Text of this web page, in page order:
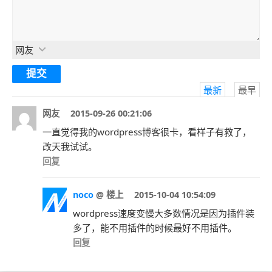
网友
最新 最早
网友 2015-09-26 00:21:06
一直觉得我的wordpress博客很卡，看样子有救了，
改天我试试。
回复
noco @ 楼上 2015-10-04 10:54:09
wordpress速度变慢大多数情况是因为插件装
多了，能不用插件的时候最好不用插件。
回复